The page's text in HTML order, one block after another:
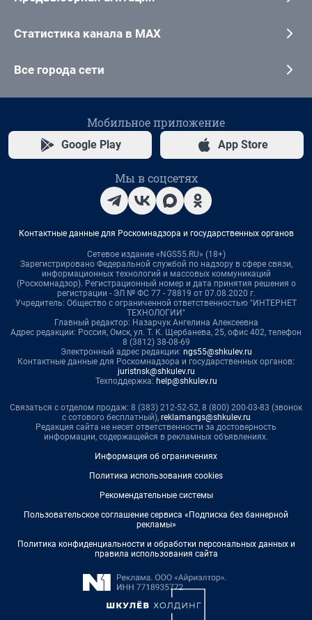
Статистика канала в MAX
Все города сети
Мобильное приложение
Google Play App Store
Мы в соцсетях
Контактные данные для Роскомнадзора и государственных органов
Сетевое издание «NGS55.RU» (18+)
Зарегистрировано Федеральной службой по надзору в сфере связи,
информационных технологий и массовых коммуникаций
(Роскомнадзор). Регистрационный номер и дата принятия решения о
регистрации - ЭЛ № ФС 77 - 78819 от 07.08.2020 г.
Учредитель: Общество с ограниченной ответственностью "ИНТЕРНЕТ
ТЕХНОЛОГИИ"
Главный редактор: Назарчук Ангелина Алексеевна
Адрес редакции: Россия, Омск, ул. Т. К. Щербанева, 25, офис 402, телефон
8 (3812) 38-08-69
Электронный адрес редакции: ngs55@shkulev.ru
Контактные данные для Роскомнадзора и государственных органов:
juristnsk@shkulev.ru
Техподдержка: help@shkulev.ru
Связаться с отделом продаж: 8 (383) 212-52-52, 8 (800) 200-03-83 (звонок
с сотового бесплатный), reklamangs@shkulev.ru
Редакция сайта не несет ответственности за достоверность
информации, содержащейся в рекламных объявлениях.
Информация об ограничениях
Политика использования cookies
Рекомендательные системы
Пользовательское соглашение сервиса «Подписка без баннерной
рекламы»
Политика конфиденциальности и обработки персональных данных и
правила использования сайта